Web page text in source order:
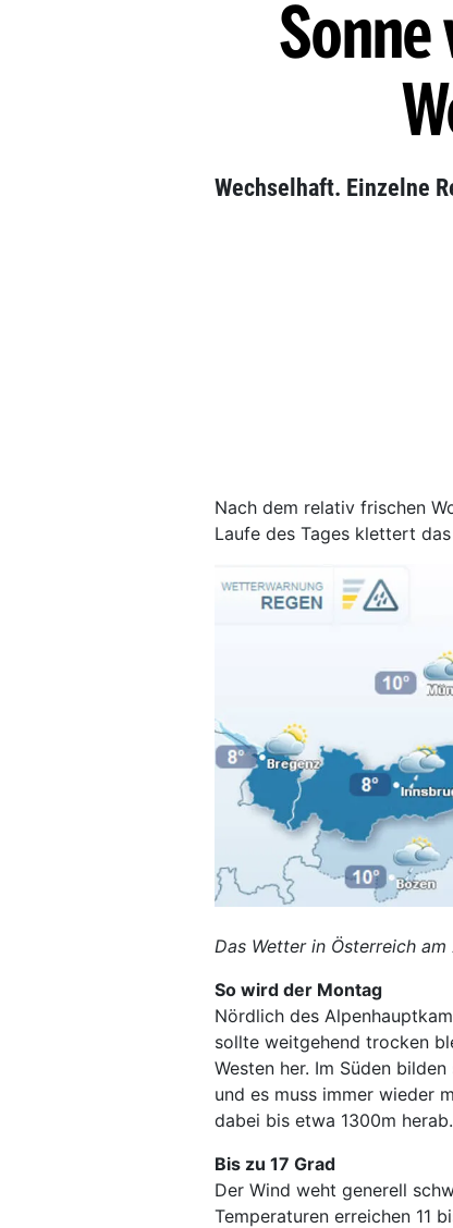
Wechselhaft. Einzelne
Nach dem relativ frischen
Laufe des Tages klettert
Das Wetter in Österreich
So wird der Montag
Nördlich des
sollte weitgehend trocken
Westen her. Im Süden
und es muss immer wieder
dabei bis etwa 1300m herab.
Bis zu 17 Grad
Der Wind weht generell
Temperaturen erreichen 11